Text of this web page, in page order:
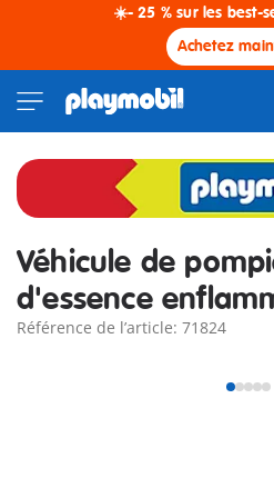
☀️- 25 % sur les best-
Achetez
Véhicule de
d'essence
Référence de l’article: 71824